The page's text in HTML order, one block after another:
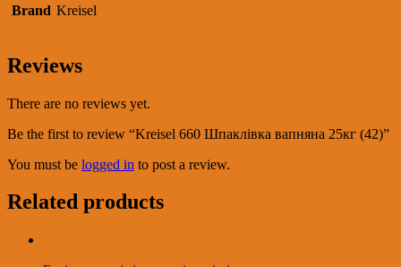
Brand Kreisel
Reviews
There are no reviews yet.
Be the first to review “Kreisel 660 Шпаклівка вапняна 25кг (42)”
You must be logged in to post a review.
Related products